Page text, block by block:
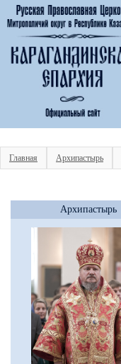
Главная Архипастырь
Архипастырь